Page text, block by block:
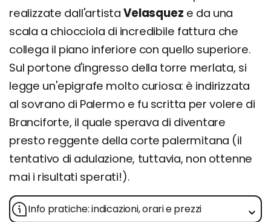
realizzate dall'artistaVelasquez e da una
scala a chiocciola di incredibile fattura che
collega il piano inferiore con quello superiore.
Sul portone d'ingresso della torre merlata, si
legge un'epigrafe molto curiosa: è indirizzata
al sovrano di Palermo e fu scritta per volere di
Branciforte, il quale sperava di diventare
presto reggente della corte palermitana (il
tentativo di adulazione, tuttavia, non ottenne
mai i risultati sperati!).
Info pratiche: indicazioni, orari e prezzi